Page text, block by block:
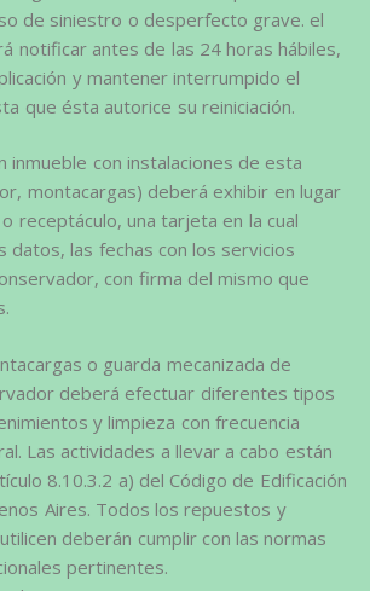
de siniestro o desperfecto grave. el
notificar antes de las 24 horas hábiles,
y mantener interrumpido el
que ésta autorice su reiniciación.
inmueble con instalaciones de esta
montacargas) deberá exhibir en lugar
receptáculo, una tarjeta en la cual
las fechas con los servicios
con firma del mismo que
o guarda mecanizada de
deberá efectuar diferentes tipos
y limpieza con frecuencia
Las actividades a llevar a cabo están
8.10.3.2 a) del Código de Edificación
Aires. Todos los repuestos y
deberán cumplir con las normas
pertinentes.